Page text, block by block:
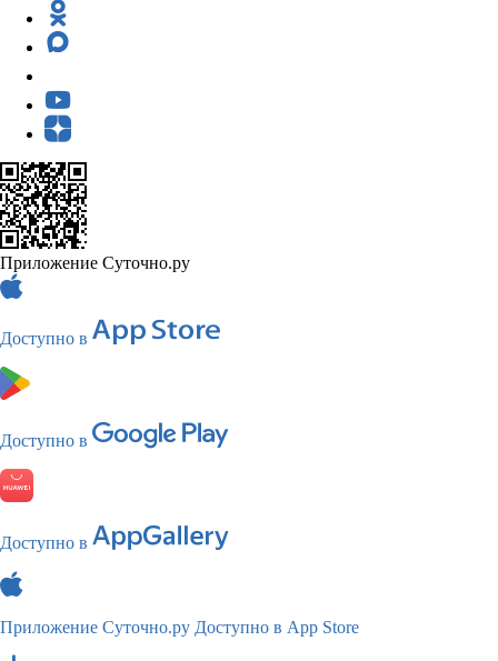
Приложение Суточно.ру
Доступно в
Доступно в
Доступно в
Приложение Суточно.ру Доступно в App Store